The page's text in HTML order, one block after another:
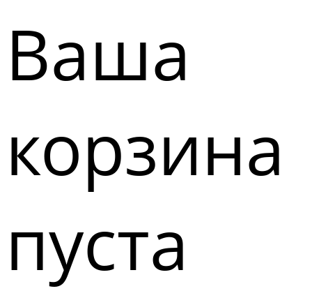
Ваша
корзина
пуста